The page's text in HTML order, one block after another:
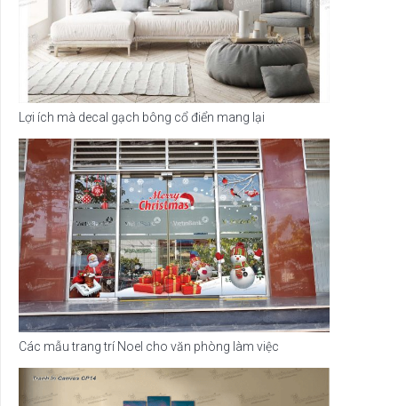
Lợi ích mà decal gạch bông cổ điển mang lại
Các mẫu trang trí Noel cho văn phòng làm việc